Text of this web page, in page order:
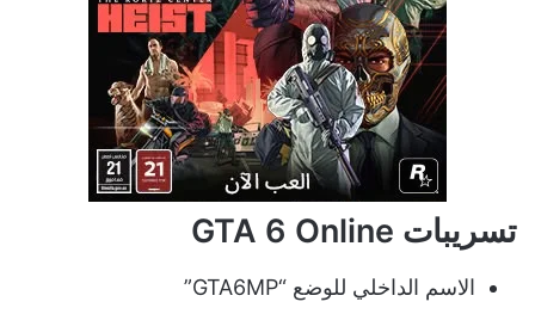
تسريبات GTA 6 Online
الاسم الداخلي للوضع “GTA6MP”